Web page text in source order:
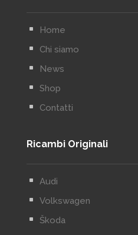
^ Home
^ Chi siamo
^ News
^ Shop
^ Contatti
Ricambi Originali
^ Audi
^ Volkswagen
^ Škoda